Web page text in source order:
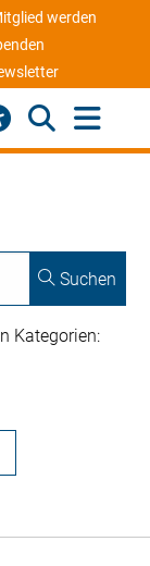
werden
Suchen
Kategorien: